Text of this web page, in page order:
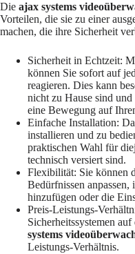
Die ajax systems
Vorteilen, die sie zu einer
machen, die ihre Sicherheit
Sicherheit in Echtzeit:
können Sie sofort auf
reagieren. Dies kann
nicht zu Hause sind
eine Bewegung auf
Einfache Installation:
installieren und zu
praktischen Wahl für
technisch versiert sind.
Flexibilität: Sie können
Bedürfnissen anpassen,
hinzufügen oder die
Preis-Leistungs-
Sicherheitssystemen
systems
Leistungs-Verhältnis.